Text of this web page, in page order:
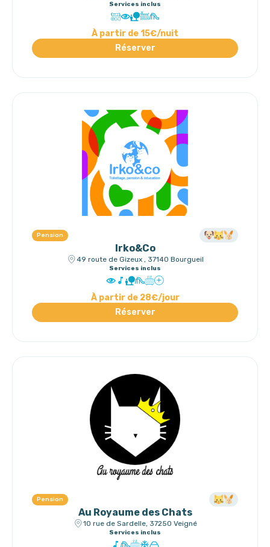
Services inclus
À partir de 15€/nuit
Réserver
Pension
Irko&Co
49 route de Gizeux , 37140 Bourgueil
Services inclus
À partir de 28€/jour
Réserver
Pension
Au Royaume des Chats
10 rue de Sardelle, 37250 Veigné
Services inclus